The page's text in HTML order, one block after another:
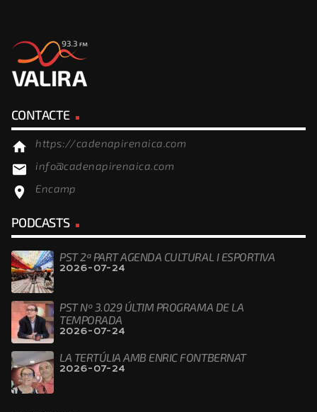
CONTACTE
home https://cadenapirenaica.com
email info@cadenapirenaica.com
location_on Encamp
PODCASTS
PST 2ª PART AGENDA CULTURAL I ESPORTIVA
2026-07-24
PST Nº 3.029 ÚLTIM PROGRAMA DE LA
TEMPORADA
2026-07-24
LA TERTÚLIA AMB ENRIC FONTBERNAT
2026-07-24